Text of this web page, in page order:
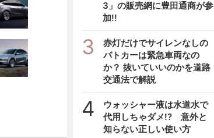
3」の販売網に豊田通商が参
加!!
3
赤灯だけでサイレンなしの
パトカーは緊急車両なの
か？ 抜いていいのかを道路
交通法で解説
4
ウォッシャー液は水道水で
代用しちゃダメ!? 意外と
知らない正しい使い方